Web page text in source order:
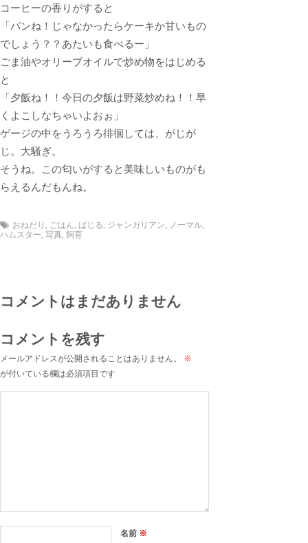
コーヒーの香りがすると
「パンね！じゃなかったらケーキか甘いもの
でしょう？？あたいも食べるー」
ごま油やオリーブオイルで炒め物をはじめる
と
「夕飯ね！！今日の夕飯は野菜炒めね！！早
くよこしなちゃいよおぉ」
ゲージの中をうろうろ徘徊しては、がじが
じ。大騒ぎ。
そうね。この匂いがすると美味しいものがも
らえるんだもんね。
おねだり , ごはん, ばじる, ジャンガリアン, ノーマル,
ハムスター, 写真, 飼育
コメントはまだありません
コメントを残す
メールアドレスが公開されることはありません。
※
が付いている欄は必須項目です
名前 ※